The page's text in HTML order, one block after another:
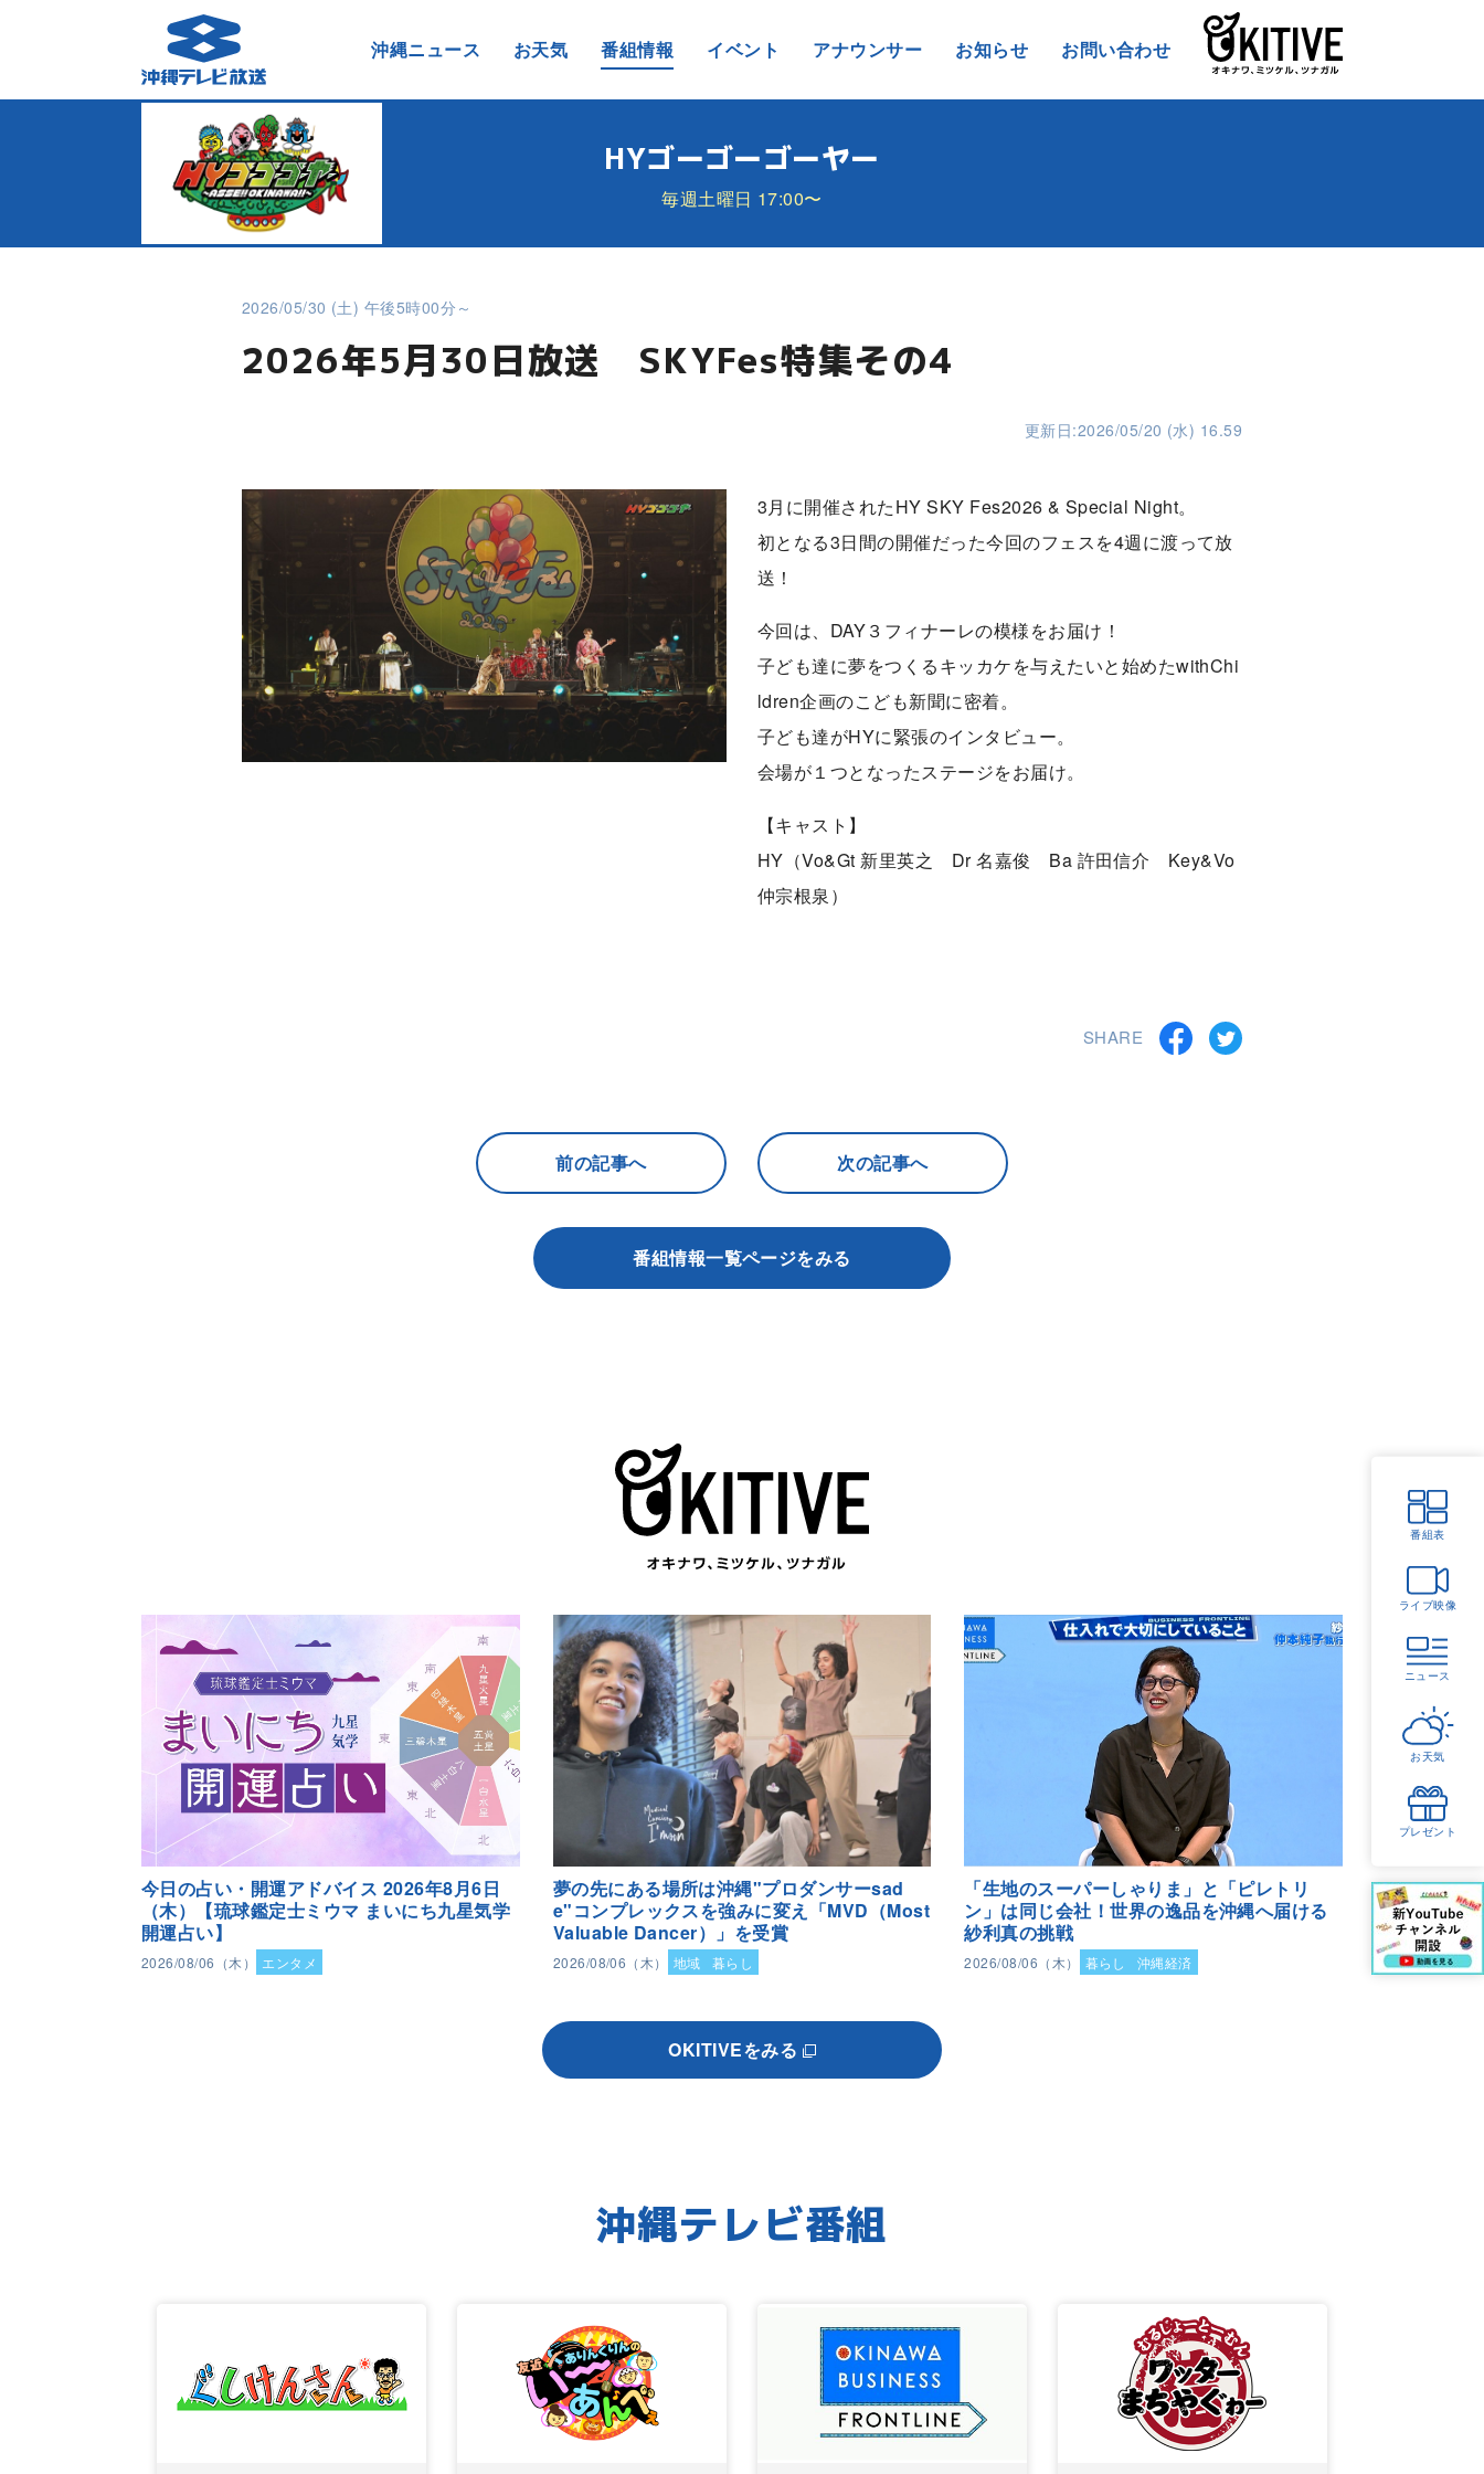
沖縄ニュース お天気 番組情報 イベント アナウンサー お知らせ お問い合わせ
番組表
ライブ映像
ニュース
お天気
プレゼント
HYゴーゴーゴーヤー
毎週土曜日 17:00〜
2026/05/30 (土) 午後5時00分～
2026年5月30日放送 SKYFes特集その4
更新日:2026/05/20 (水) 16.59
3月に開催されたHY SKY Fes2026 & Special Night。
初となる3日間の開催だった今回のフェスを4週に渡って放
送！
今回は、DAY３フィナーレの模様をお届け！
子ども達に夢をつくるキッカケを与えたいと始めたwithChi
ldren企画のこども新聞に密着。
子ども達がHYに緊張のインタビュー。
会場が１つとなったステージをお届け。
【キャスト】
HY（Vo&Gt 新里英之 Dr 名嘉俊 Ba 許田信介 Key&Vo
仲宗根泉）
SHARE
前の記事へ 次の記事へ
番組情報一覧ページをみる
今日の占い・開運アドバイス 2026年8月6日
（木）【琉球鑑定士ミウマ まいにち九星気学
開運占い】
2026/08/06（木） エンタメ
夢の先にある場所は沖縄"プロダンサーsad
e"コンプレックスを強みに変え「MVD（Most
Valuable Dancer）」を受賞
2026/08/06（木） 地域 暮らし
「生地のスーパーしゃりま」と「ピレトリ
ン」は同じ会社！世界の逸品を沖縄へ届ける
紗利真の挑戦
2026/08/06（木） 暮らし 沖縄経済
OKITIVEをみる
沖縄テレビ番組